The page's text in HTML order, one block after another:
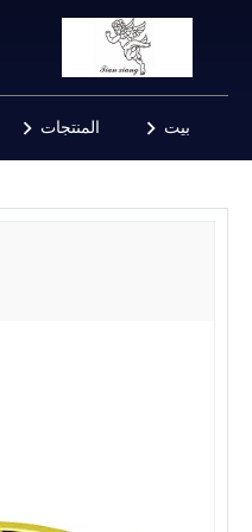
بيت المنتجات